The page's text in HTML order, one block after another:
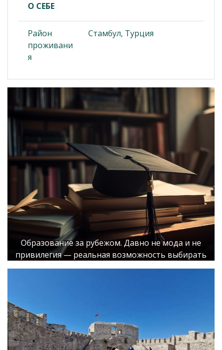
О СЕБЕ
Район
проживани
я
Стамбул, Турция
Образование за рубежом. Давно не мода и не
привилегия — реальная возможность выбирать